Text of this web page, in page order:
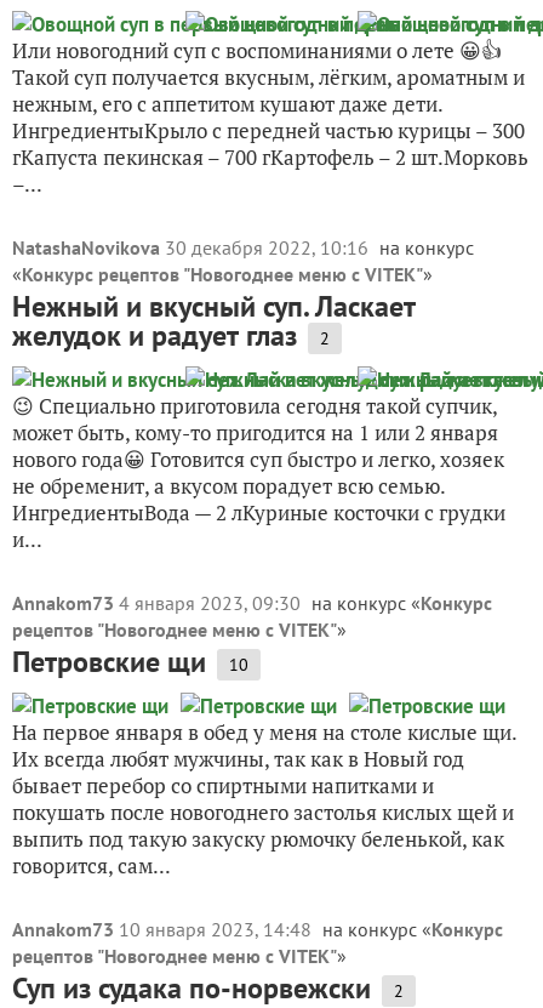
Или новогодний суп с воспоминаниями о лете 😀👍
Такой суп получается вкусным, лёгким, ароматным и
нежным, его с аппетитом кушают даже дети.
ИнгредиентыКрыло с передней частью курицы – 300
гКапуста пекинская – 700 гКартофель – 2 шт.Морковь
–...
NatashaNovikova 30 декабря 2022, 10:16 на конкурс
«Конкурс рецептов "Новогоднее меню с VITEK"»
Нежный и вкусный суп. Ласкает
желудок и радует глаз 2
😉 Специально приготовила сегодня такой супчик,
может быть, кому-то пригодится на 1 или 2 января
нового года😀 Готовится суп быстро и легко, хозяек
не обременит, а вкусом порадует всю семью.
ИнгредиентыВода — 2 лКуриные косточки с грудки
и...
Annakom73 4 января 2023, 09:30 на конкурс «Конкурс
рецептов "Новогоднее меню с VITEK"»
Петровские щи 10
На первое января в обед у меня на столе кислые щи.
Их всегда любят мужчины, так как в Новый год
бывает перебор со спиртными напитками и
покушать после новогоднего застолья кислых щей и
выпить под такую закуску рюмочку беленькой, как
говорится, сам...
Annakom73 10 января 2023, 14:48 на конкурс «Конкурс
рецептов "Новогоднее меню с VITEK"»
Суп из судака по-норвежски 2